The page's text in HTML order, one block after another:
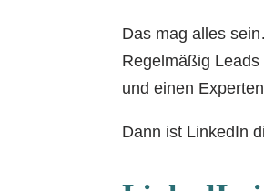
Das mag alles
Regelmäßig
und einen
Dann ist LinkedIn